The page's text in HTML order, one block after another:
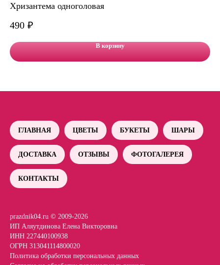
Хризантема одноголовая
490 ₽
В корзину
ГЛАВНАЯ ЦВЕТЫ БУКЕТЫ ШАРЫ
ДОСТАВКА ОТЗЫВЫ ФОТОГАЛЕРЕЯ
КОНТАКТЫ
prazdnik04.ru © 2009-2026
ИП Аляутдинова Елена Викторовна
ИНН 227440100938
ОГРН 313041114800020
Политика обработки персональных данных